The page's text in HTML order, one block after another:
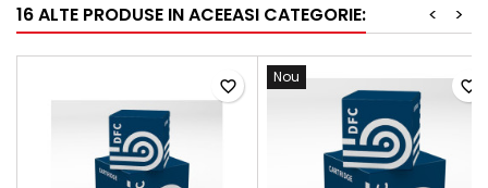
16 ALTE PRODUSE IN ACEEASI CATEGORIE: >
<
favorite_border
Nou
favorite_border